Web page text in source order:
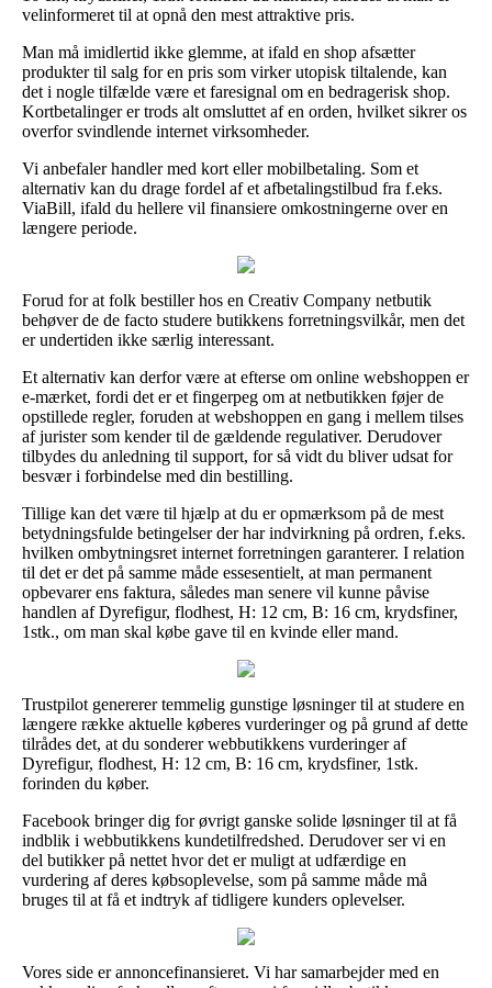
velinformeret til at opnå den mest attraktive pris.
Man må imidlertid ikke glemme, at ifald en shop afsætter
produkter til salg for en pris som virker utopisk tiltalende, kan
det i nogle tilfælde være et faresignal om en bedragerisk shop.
Kortbetalinger er trods alt omsluttet af en orden, hvilket sikrer os
overfor svindlende internet virksomheder.
Vi anbefaler handler med kort eller mobilbetaling. Som et
alternativ kan du drage fordel af et afbetalingstilbud fra f.eks.
ViaBill, ifald du hellere vil finansiere omkostningerne over en
længere periode.
Forud for at folk bestiller hos en Creativ Company netbutik
behøver de de facto studere butikkens forretningsvilkår, men det
er undertiden ikke særlig interessant.
Et alternativ kan derfor være at efterse om online webshoppen er
e-mærket, fordi det er et fingerpeg om at netbutikken føjer de
opstillede regler, foruden at webshoppen en gang i mellem tilses
af jurister som kender til de gældende regulativer. Derudover
tilbydes du anledning til support, for så vidt du bliver udsat for
besvær i forbindelse med din bestilling.
Tillige kan det være til hjælp at du er opmærksom på de mest
betydningsfulde betingelser der har indvirkning på ordren, f.eks.
hvilken ombytningsret internet forretningen garanterer. I relation
til det er det på samme måde essesentielt, at man permanent
opbevarer ens faktura, således man senere vil kunne påvise
handlen af Dyrefigur, flodhest, H: 12 cm, B: 16 cm, krydsfiner,
1stk., om man skal købe gave til en kvinde eller mand.
Trustpilot genererer temmelig gunstige løsninger til at studere en
længere række aktuelle køberes vurderinger og på grund af dette
tilrådes det, at du sonderer webbutikkens vurderinger af
Dyrefigur, flodhest, H: 12 cm, B: 16 cm, krydsfiner, 1stk.
forinden du køber.
Facebook bringer dig for øvrigt ganske solide løsninger til at få
indblik i webbutikkens kundetilfredshed. Derudover ser vi en
del butikker på nettet hvor det er muligt at udfærdige en
vurdering af deres købsoplevelse, som på samme måde må
bruges til at få et indtryk af tidligere kunders oplevelser.
Vores side er annoncefinansieret. Vi har samarbejder med en